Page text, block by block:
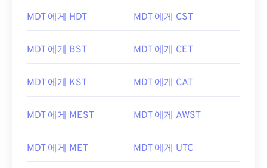
MDT 에게 HDT MDT 에게 CST
MDT 에게 BST MDT 에게 CET
MDT 에게 KST MDT 에게 CAT
MDT 에게 MEST MDT 에게 AWST
MDT 에게 MET MDT 에게 UTC